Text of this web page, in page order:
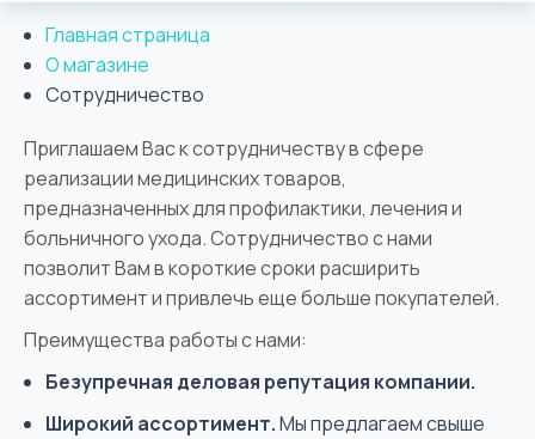
Главная страница
О магазине
Сотрудничество
Приглашаем Вас к сотрудничеству в сфере
реализации медицинских товаров,
предназначенных для профилактики, лечения и
больничного ухода. Сотрудничество с нами
позволит Вам в короткие сроки расширить
ассортимент и привлечь еще больше покупателей.
Преимущества работы с нами:
Безупречная деловая репутация компании.
Широкий ассортимент.Мы предлагаем свыше